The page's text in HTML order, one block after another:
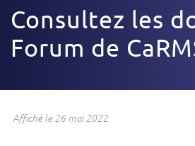
Consultez les
Forum de
Affiché le 26 mai 2022